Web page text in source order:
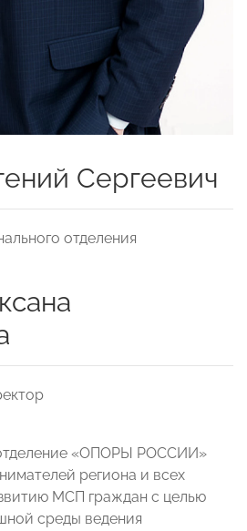
Сергеевич
отделения
«ОПОРЫ РОССИИ»
региона и всех
МСП граждан с целью
среды ведения